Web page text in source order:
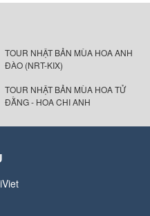
TOUR NHẬT BẢN MÙA HOA ANH
ĐÀO (NRT-KIX)
TOUR NHẬT BẢN MÙA HOA TỬ
ĐẰNG - HOA CHI ANH